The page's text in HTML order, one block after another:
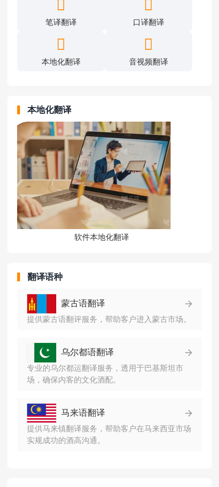
笔译翻译 口译翻译
本地化翻译 音视频翻译
本地化翻译
软件本地化翻译
翻译语种
蒙古语翻译
提供蒙古语翻评服务，帮助客户进入蒙古市场。
乌尔都语翻译
专业的乌尔都运翻译服务，透用于巴基斯坦市
场，确保内客的文化酒配。
马来语翻译
提供马来镇翻译服务，帮助客户在马来西亚市场
实规成功的酒高沟通。